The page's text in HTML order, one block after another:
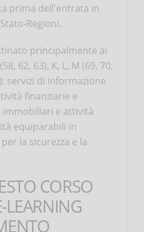
prima dell'entrata in
Regioni.
principalmente ai
62, 63), K, L, M (69, 70,
servizi di informazione
finanziarie e
immobiliari e attività
equiparabili in
la sicurezza e la
CORSO
LEARNING